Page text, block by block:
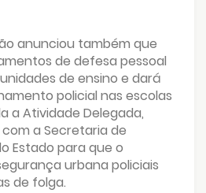
anunciou também que
de defesa pessoal
de ensino e dará
policial nas escolas
a Atividade Delegada,
a Secretaria de
Estado para que o
urbana policiais
de folga.